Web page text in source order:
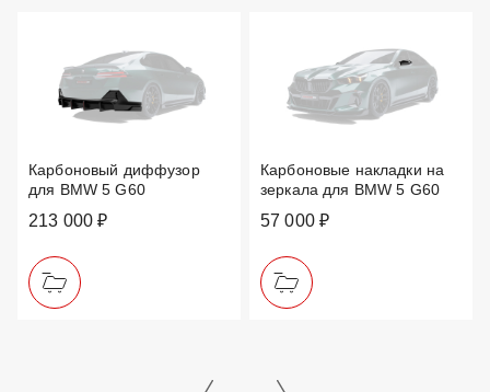
Карбоновый диффузор
для BMW 5 G60
213 000 ₽
Карбоновые накладки на
зеркала для BMW 5 G60
57 000 ₽